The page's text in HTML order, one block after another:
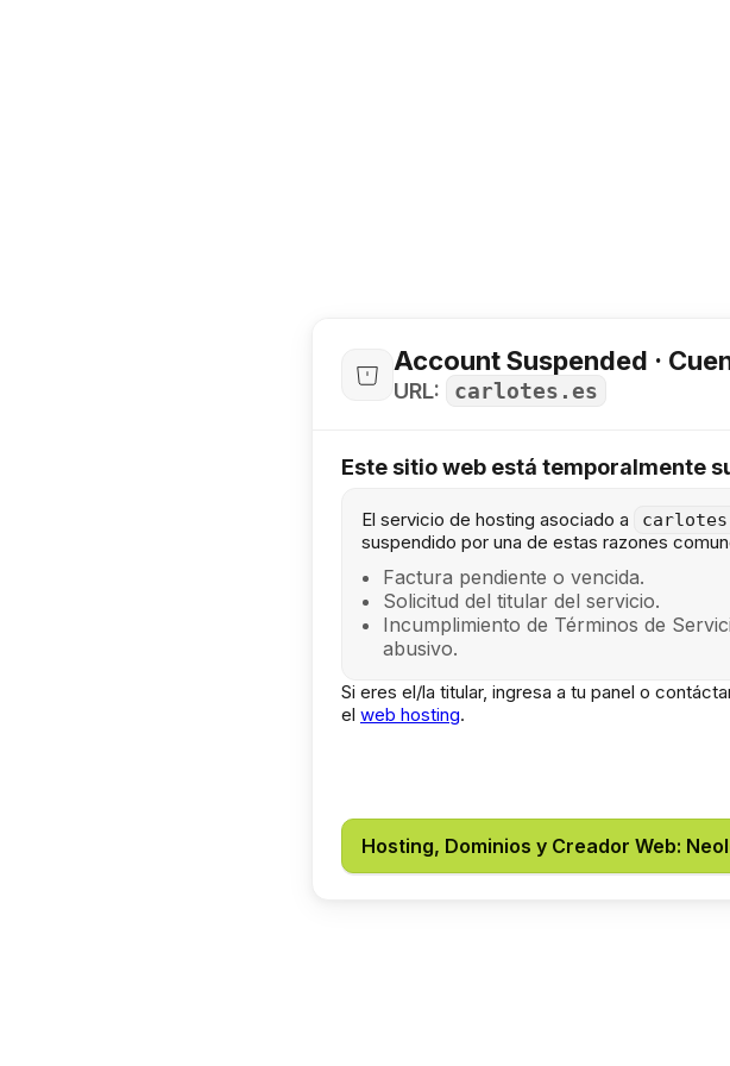
Account Suspended ·
URL: carlotes.es
Este sitio web está temporalmente
El servicio de hosting asociado a
suspendido por una de estas razones
Factura pendiente o vencida.
Solicitud del titular del servicio.
Incumplimiento de Términos de
abusivo.
Si eres el/la titular, ingresa a tu panel o
el web hosting.
Hosting, Dominios y Creador Web: